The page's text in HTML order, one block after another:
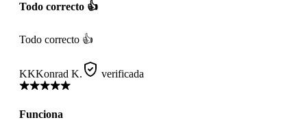
Todo correcto 👍
Todo correcto 👍
KKKonrad K. verificada
Funciona